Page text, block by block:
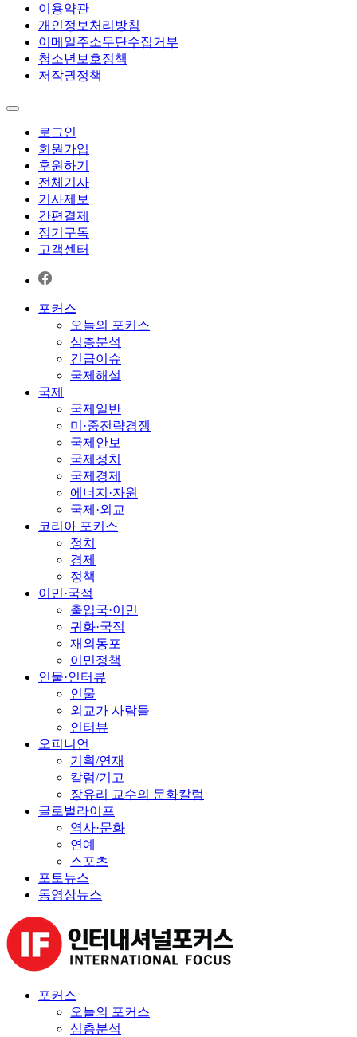
이용약관
개인정보처리방침
이메일주소무단수집거부
청소년보호정책
저작권정책
로그인
회원가입
후원하기
전체기사
기사제보
간편결제
정기구독
고객센터
포커스
오늘의 포커스
심층분석
긴급이슈
국제해설
국제
국제일반
미·중전략경쟁
국제안보
국제정치
국제경제
에너지·자원
국제·외교
코리아 포커스
정치
경제
정책
이민·국적
출입국·이민
귀화·국적
재외동포
이민정책
인물·인터뷰
인물
외교가 사람들
인터뷰
오피니언
기획/연재
칼럼/기고
장유리 교수의 문화칼럼
글로벌라이프
역사·문화
연예
스포츠
포토뉴스
동영상뉴스
포커스
오늘의 포커스
심층분석